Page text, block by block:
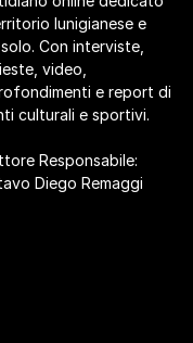
lunigianese e
Con interviste,
video,
e report di
culturali e sportivi.
Responsabile:
Diego Remaggi